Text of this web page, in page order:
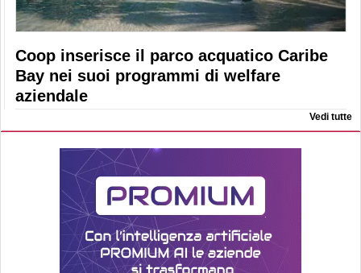
Coop inserisce il parco acquatico Caribe
Bay nei suoi programmi di welfare
aziendale
Vedi tutte